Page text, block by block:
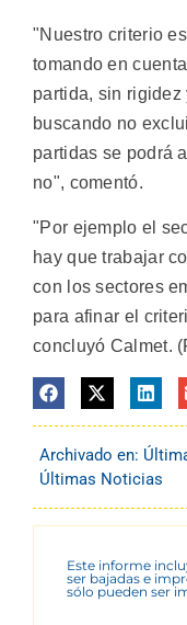
"Nuestro criterio
tomando en
partida, sin
buscando no
partidas se podrá
no", comentó.
"Por ejemplo el
hay que trabajar
con los sectores
para afinar el
concluyó Calmet.
Archivado en:
Últimas Noticias
Este informe
ser bajadas e
sólo pueden ser